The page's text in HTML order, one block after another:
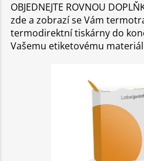
OBJEDNEJTE ROVNOU
zde a zobrazí se Vám
termodirektní tiskárny do
Vašemu etiketovému